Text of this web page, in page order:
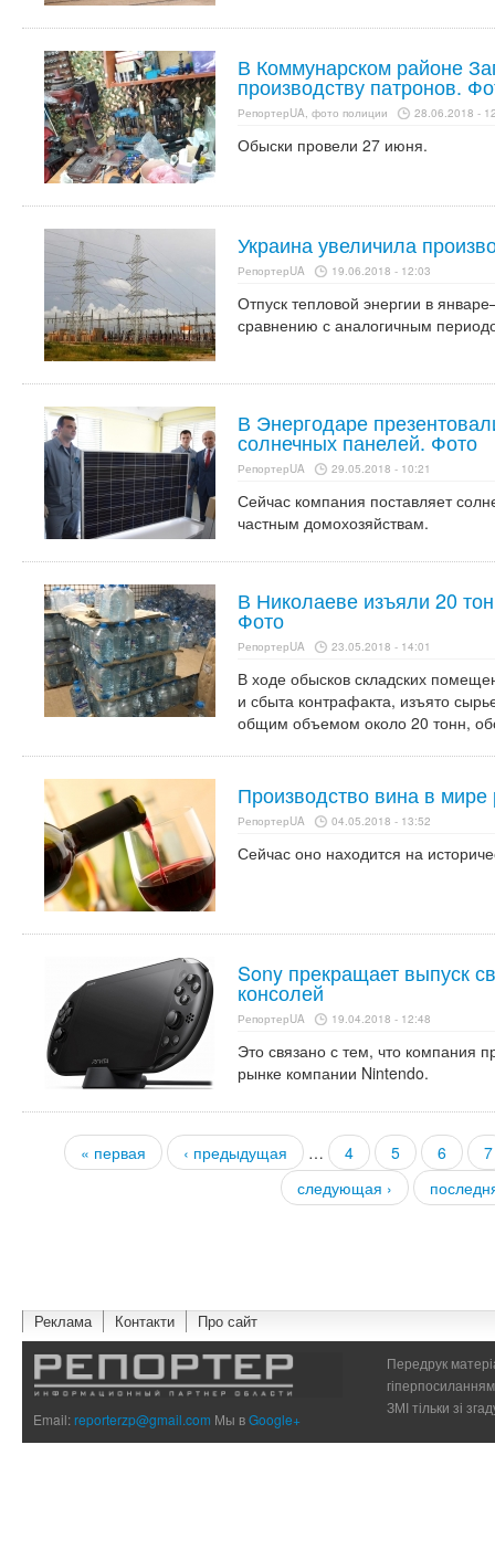
В Коммунарском районе
производству патронов.
РепортерUA, фото полиции 28.06.2018 -
Обыски провели 27 июня.
Украина увеличила
РепортерUA 19.06.2018 - 12:03
Отпуск тепловой энергии в
сравнению с аналогичным
В Энергодаре
солнечных панелей. Фото
РепортерUA 29.05.2018 - 10:21
Сейчас компания поставляет
частным домохозяйствам.
В Николаеве изъяли 20
Фото
РепортерUA 23.05.2018 - 14:01
В ходе обысков складских
и сбыта контрафакта, изъято
общим объемом около 20 тонн,
Производство вина в мире
РепортерUA 04.05.2018 - 13:52
Сейчас оно находится на
Sony прекращает выпуск
консолей
РепортерUA 19.04.2018 - 12:48
Это связано с тем, что компания
рынке компании Nintendo.
Страницы
« первая ‹ предыдущая … 4 5 6
7
следующая ›
Реклама Контакти Про сайт
Email:reporterzp@gmail.com Мы вGoogle+
Передрук
ЗМІ тільки зі